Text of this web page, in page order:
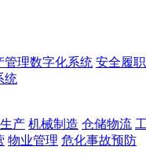
管理数字化系统 安全履
统
产 机械制造 仓储物流
物业管理 危化事故预防